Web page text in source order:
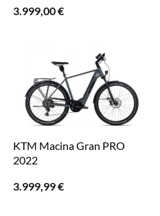
3.999,00€
KTM Macina Gran PRO
2022
3.999,99€